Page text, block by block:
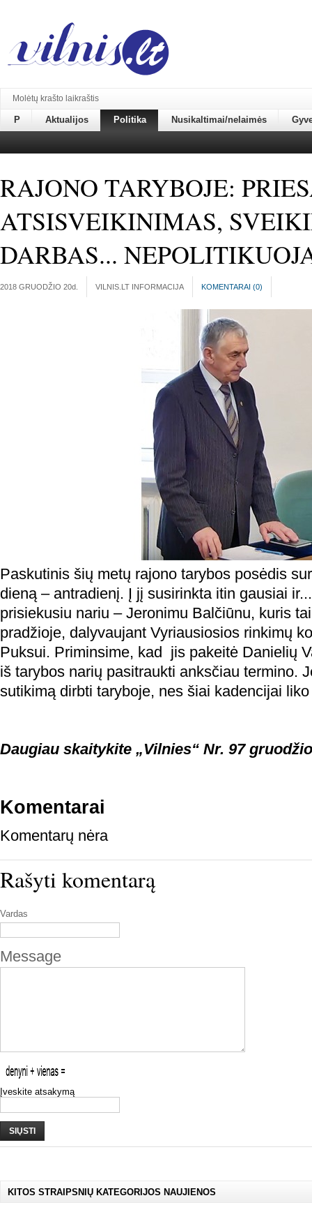
Molėtų krašto laikraštis
P Aktualijos Politika Nusikaltimai/nelaimės
RAJONO TARYBOJE:
ATSISVEIKINIMAS,
DARBAS...
2018 GRUODŽIO 20d. VILNIS.LT INFORMACIJA KOMENTARAI (0)
Paskutinis šių metų rajono tarybos posėdis
dieną – antradienį. Į jį susirinkta itin gausiai
prisiekusiu nariu – Jeronimu Balčiūnu, kuris
pradžioje, dalyvaujant Vyriausiosios rinkimų
Puksui. Priminsime, kad jis pakeitė Danielių
iš tarybos narių pasitraukti anksčiau termino.
sutikimą dirbti taryboje, nes šiai kadencijai
Daugiau skaitykite „Vilnies“ Nr. 97
Komentarai
Komentarų nėra
Rašyti komentarą
Vardas
Message
Įveskite atsakymą
SIŲSTI
KITOS STRAIPSNIŲ KATEGORIJOS NAUJIENOS